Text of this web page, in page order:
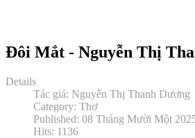
Đôi Mắt - Nguyễn Thị
Details
Tác giả: Nguyễn Thị Thanh Dương
Category: Thơ
Published: 08 Tháng Mười Một
Hits: 1136